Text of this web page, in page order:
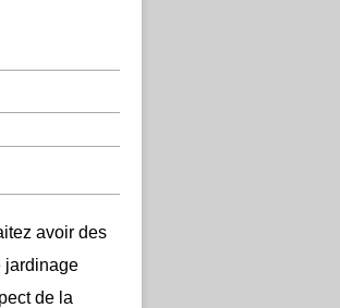
avoir des
jardinage
de la